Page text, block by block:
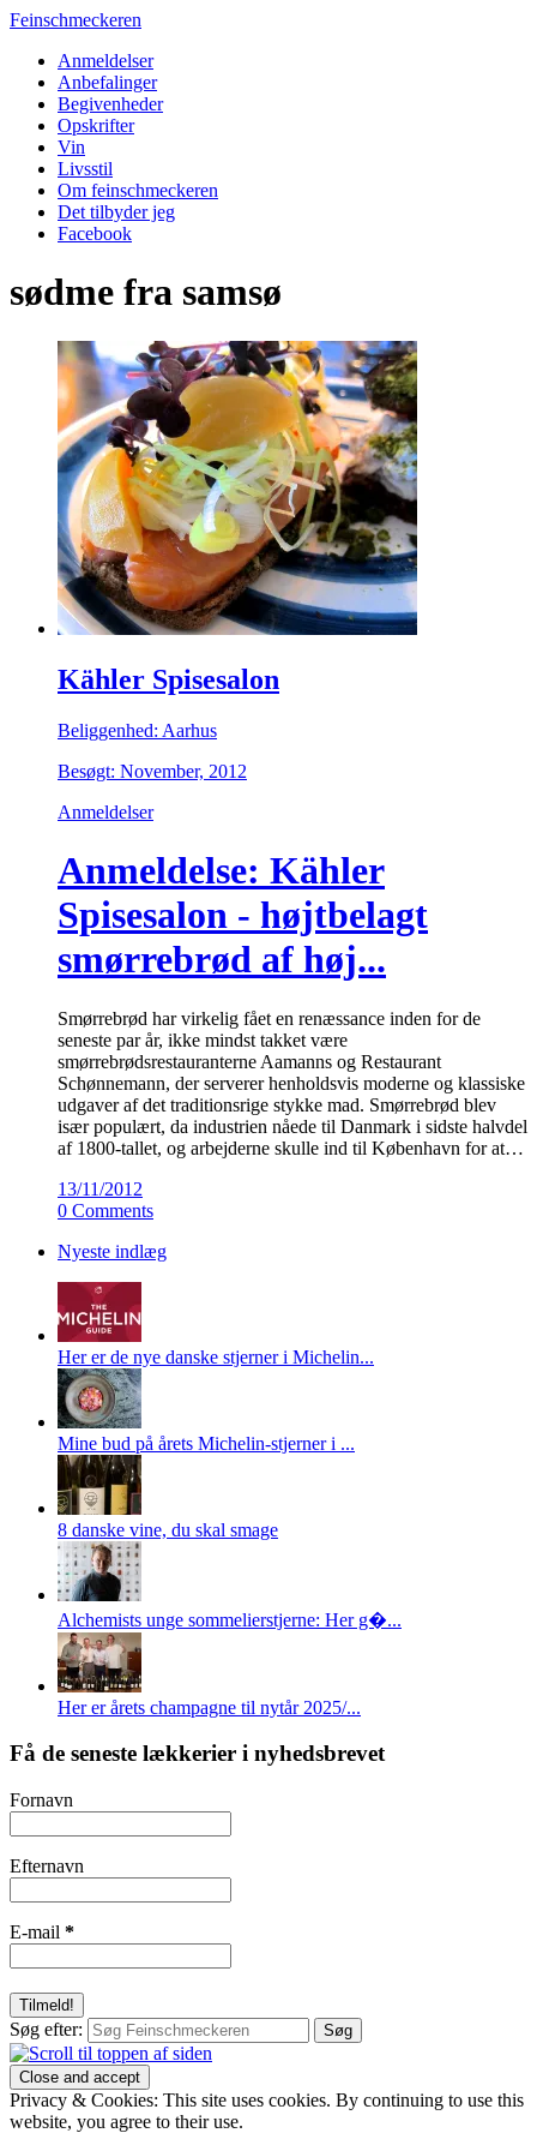
Feinschmeckeren
Anmeldelser
Anbefalinger
Begivenheder
Opskrifter
Vin
Livsstil
Om feinschmeckeren
Det tilbyder jeg
Facebook
sødme fra samsø
Kähler Spisesalon
Beliggenhed: Aarhus
Besøgt: November, 2012
Anmeldelser
Anmeldelse: Kähler
Spisesalon - højtbelagt
smørrebrød af høj...
Smørrebrød har virkelig fået en renæssance inden for de
seneste par år, ikke mindst takket være
smørrebrødsrestauranterne Aamanns og Restaurant
Schønnemann, der serverer henholdsvis moderne og klassiske
udgaver af det traditionsrige stykke mad. Smørrebrød blev
især populært, da industrien nåede til Danmark i sidste halvdel
af 1800-tallet, og arbejderne skulle ind til København for at…
13/11/2012
0 Comments
Nyeste indlæg
Her er de nye danske stjerner i Michelin...
Mine bud på årets Michelin-stjerner i ...
8 danske vine, du skal smage
Alchemists unge sommelierstjerne: Her g�...
Her er årets champagne til nytår 2025/...
Få de seneste lækkerier i nyhedsbrevet
Fornavn
Efternavn
E-mail *
Søg efter:
Privacy & Cookies: This site uses cookies. By continuing to use this
website, you agree to their use.